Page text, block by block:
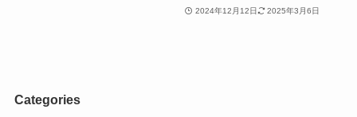
2024年12月12日 2025年3月6日
Categories